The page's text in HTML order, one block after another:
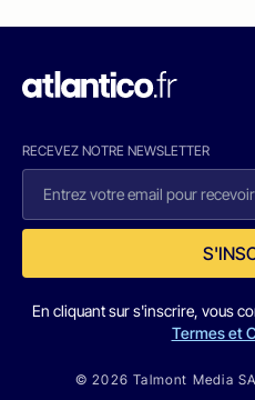
RECEVEZ NOTRE NEWSLETTER
En cliquant sur s'inscrire, vous
Termes et
© 2026 Talmont Media